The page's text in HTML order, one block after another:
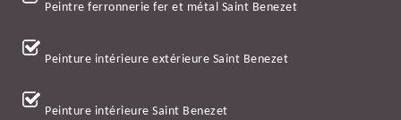
Peintre ferronnerie fer et métal Saint Benezet
Peinture intérieure extérieure Saint Benezet
Peinture intérieure Saint Benezet